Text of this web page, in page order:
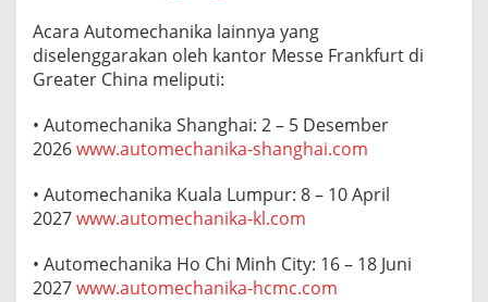
Acara Automechanika lainnya yang
diselenggarakan oleh kantor Messe Frankfurt di
Greater China meliputi:
• Automechanika Shanghai: 2 – 5 Desember
2026www.automechanika-shanghai.com
• Automechanika Kuala Lumpur: 8 – 10 April
2027www.automechanika-kl.com
• Automechanika Ho Chi Minh City: 16 – 18 Juni
2027www.automechanika-hcmc.com